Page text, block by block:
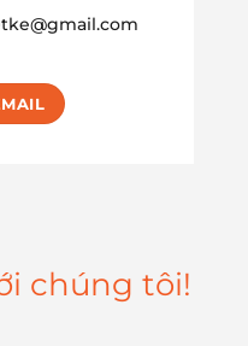
chúng tôi!